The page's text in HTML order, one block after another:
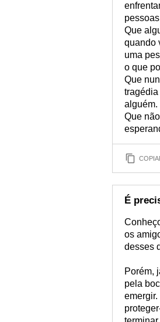
Que
quando
uma
o que
Que
alguém.
Que
É
os
desses
Porém,
pela